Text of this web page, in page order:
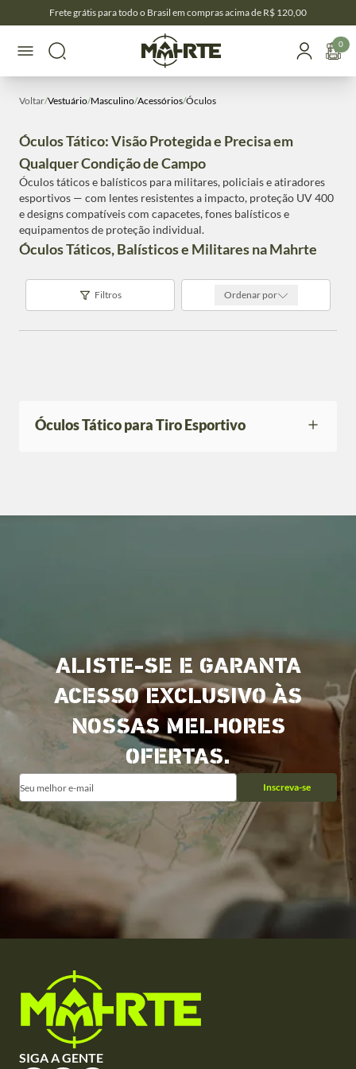
Frete grátis para todo o Brasil em compras acima de R$ 120,00
0
Voltar/Vestuário/Masculino/Acessórios/Óculos
Óculos Tático: Visão Protegida e Precisa em
Qualquer Condição de Campo
Óculos táticos e balísticos para militares, policiais e atiradores
esportivos — com lentes resistentes a impacto, proteção UV 400
e designs compatíveis com capacetes, fones balísticos e
equipamentos de proteção individual.
Óculos Táticos, Balísticos e Militares na Mahrte
Filtros Ordenar por
Óculos Tático para Tiro Esportivo
ALISTE-SE E GARANTA
ACESSO EXCLUSIVO ÀS
NOSSAS MELHORES
OFERTAS.
Inscreva-se
SIGA A GENTE